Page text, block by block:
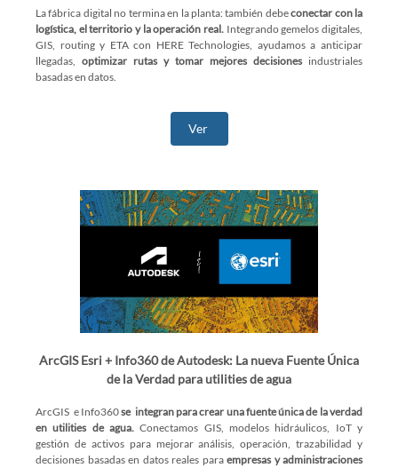
La fábrica digital no termina en la planta: también debeconectar con la
logística, el territorio y la operación real. Integrando gemelos digitales,
GIS, routing y ETA con HERE Technologies, ayudamos a anticipar
llegadas, optimizar rutas y tomar mejores decisiones industriales
basadas en datos.
Ver
ArcGIS Esri + Info360 de Autodesk: La nueva Fuente Única
de la Verdad para utilities de agua
ArcGIS e Info360se integran para crear una fuente única de la verdad
en utilities de agua. Conectamos GIS, modelos hidráulicos, IoT y
gestión de activos para mejorar análisis, operación, trazabilidad y
decisiones basadas en datos reales para empresas y administraciones